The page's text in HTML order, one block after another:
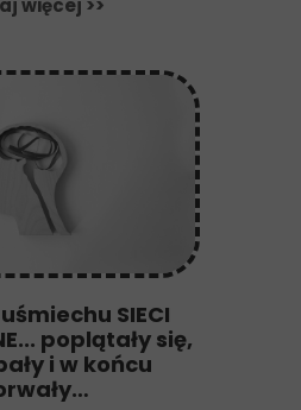
więcej >>
SIECI
poplątały się,
i w końcu